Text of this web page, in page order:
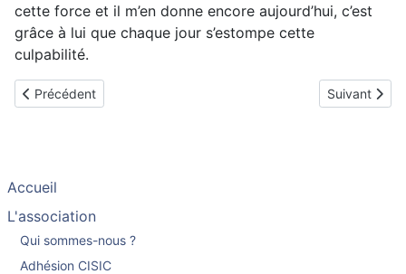
cette force et il m’en donne encore aujourd’hui, c’est
grâce à lui que chaque jour s’estompe cette
culpabilité.
Article précédent : Témoignage des parents de Brune, sourde
Précédent Article
Suivant
Accueil
L'association
Qui sommes-nous ?
Adhésion CISIC